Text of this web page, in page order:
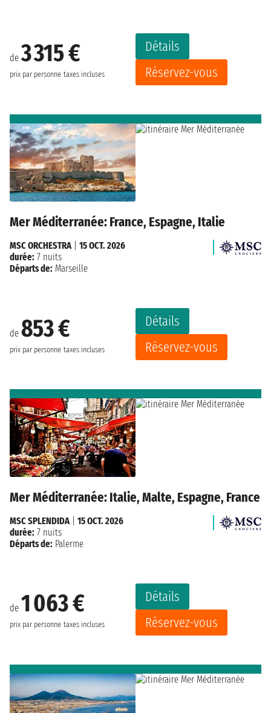
de3 315 €
prix par personne taxes incluses
Détails
Réservez-vous
Mer Méditerranée: France, Espagne, Italie
de 853 €
prix par personne taxes incluses
Détails
Réservez-vous
MSC ORCHESTRA| 15 OCT. 2026
durée: 7 nuits
Départs de: Marseille
Mer Méditerranée: Italie, Malte, Espagne, France
de 1 063 €
prix par personne taxes incluses
Détails
Réservez-vous
MSC SPLENDIDA
15 OCT. 2026
durée: 7 nuits
Départs de: Palerme